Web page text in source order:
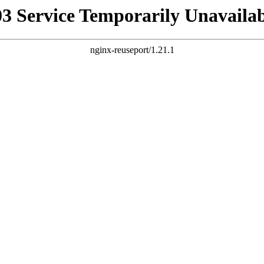
Service Temporarily
nginx-reuseport/1.21.1